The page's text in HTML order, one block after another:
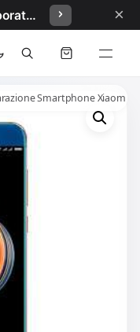
Chiusura Estiva - Il laboratorio resterà chiuso per ferie dal 29/06/2026 al 05/07/2026 compresi. ×
Smartphone Xiaomi